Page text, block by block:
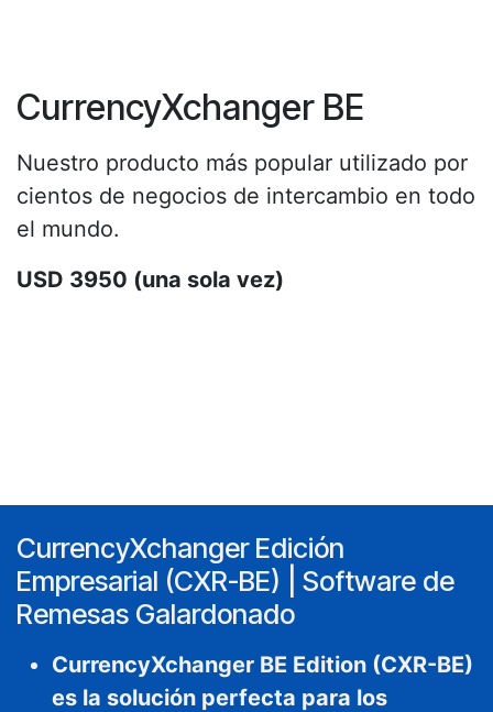
CurrencyXchanger BE
Nuestro producto más popular utilizado por
cientos de negocios de intercambio en todo
el mundo.
USD 3950 (una sola vez)
CurrencyXchanger Edición
Empresarial (CXR-BE) | Software de
Remesas Galardonado
CurrencyXchanger BE Edition (CXR-BE)
es la solución perfecta para los